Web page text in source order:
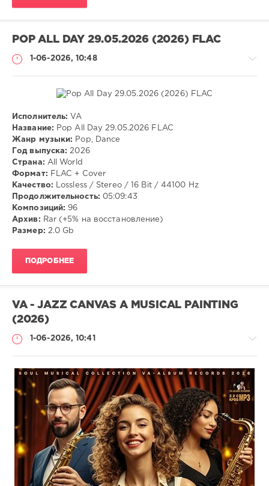
POP ALL DAY 29.05.2026 (2026) FLAC
1-06-2026, 10:48
Музыка
VANGOG19
Исполнитель: VA
Название: Pop All Day 29.05.2026 FLAC
Жанр музыки:
Pop, Dance
Год выпуска: 2026
Страна: All World
Формат: FLAC + Cover
Качество: Lossless / Stereo / 16 Bit / 44100 Hz
Продолжительность: 05:09:43
Композиций: 96
Архив: Rar (+5% на восстановление)
Размер: 2.0 Gb
ПОДРОБНЕЕ
VA - JAZZ CANVAS A MUSICAL PAINTING
(2026)
1-06-2026, 10:41
Музыка
drakon-